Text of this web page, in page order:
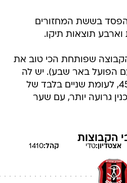
בששת המחזורים
וארבע תוצאות תיקו.
שפותחת הכי טוב את
הפועל באר שבע). יש לה
10 שערים בדקות 45-60, לעומת שניים בלבד של
גרועה יותר, עם שער
הקבוצות
אצטדיון:טדי קהל:1410